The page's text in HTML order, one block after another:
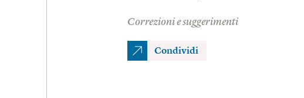
Correzioni e suggerimenti
Condividi